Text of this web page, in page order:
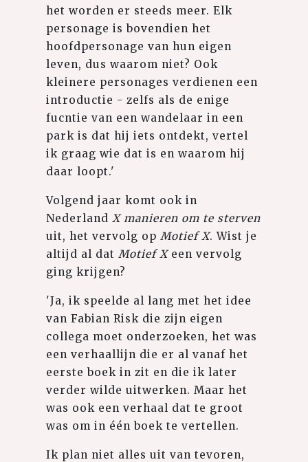
het worden er steeds meer. Elk
personage is bovendien het
hoofdpersonage van hun eigen
leven, dus waarom niet? Ook
kleinere personages verdienen een
introductie - zelfs als de enige
fucntie van een wandelaar in een
park is dat hij iets ontdekt, vertel
ik graag wie dat is en waarom hij
daar loopt.'
Volgend jaar komt ook in
Nederland X manieren om te sterven
uit, het vervolg op Motief X. Wist je
altijd al dat Motief Xeen vervolg
ging krijgen?
'Ja, ik speelde al lang met het idee
van Fabian Risk die zijn eigen
collega moet onderzoeken, het was
een verhaallijn die er al vanaf het
eerste boek in zit en die ik later
verder wilde uitwerken. Maar het
was ook een verhaal dat te groot
was om in één boek te vertellen.
Ik plan niet alles uit van tevoren,